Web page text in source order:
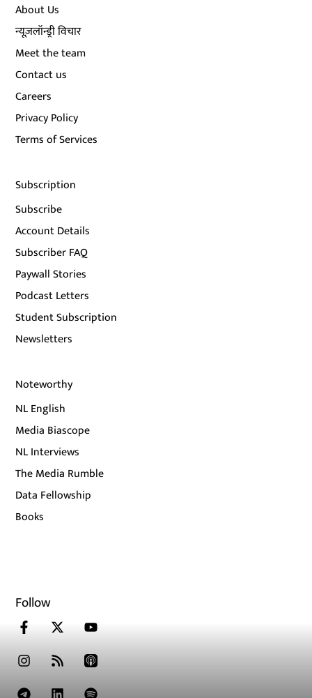
About Us
न्यूज़लॉन्ड्री विचार
Meet the team
Contact us
Careers
Privacy Policy
Terms of Services
Subscription
Subscribe
Account Details
Subscriber FAQ
Paywall Stories
Podcast Letters
Student Subscription
Newsletters
Noteworthy
NL English
Media Biascope
NL Interviews
The Media Rumble
Data Fellowship
Books
Follow